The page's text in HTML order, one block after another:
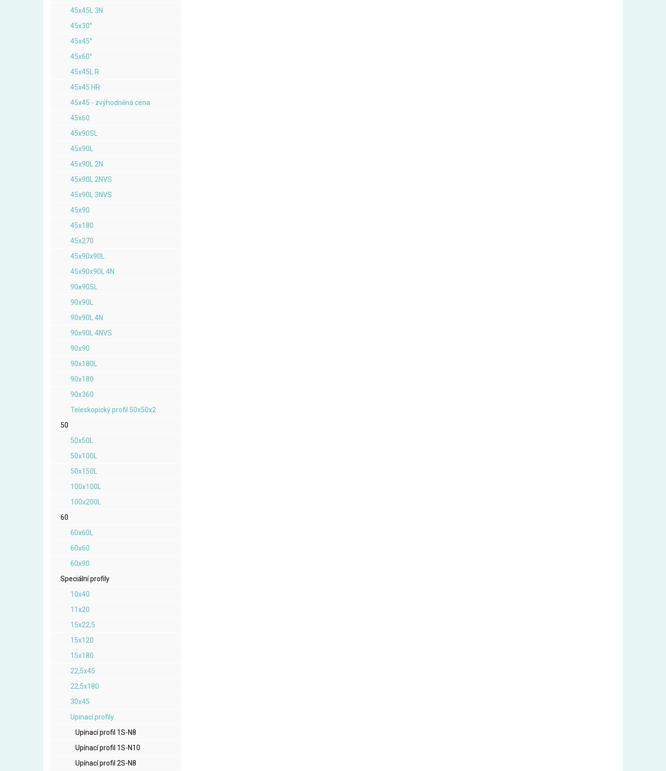
45x45L 3N
45x30°
45x45°
45x60°
45x45L R
45x45 HR
45x45 - zvýhodněná cena
45x60
45x90SL
45x90L
45x90L 2N
45x90L 2NVS
45x90L 3NVS
45x90
45x180
45x270
45x90x90L
45x90x90L 4N
90x90SL
90x90L
90x90L 4N
90x90L 4NVS
90x90
90x180L
90x180
90x360
Teleskopický profil 50x50x2
50
50x50L
50x100L
50x150L
100x100L
100x200L
60
60x60L
60x60
60x90
Speciální profily
10x40
11x20
15x22,5
15x120
15x180
22,5x45
22,5x180
30x45
Upínací profily
Upínací profil 1S-N8
Upínací profil 1S-N10
Upínací profil 2S-N8